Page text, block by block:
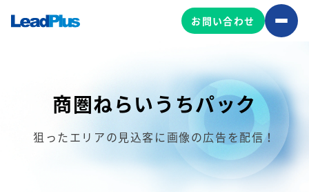
広告プロモーション
お問い合わせ
商圏ねらいうちパック
狙ったエリアの見込客に画像の広告を配信！